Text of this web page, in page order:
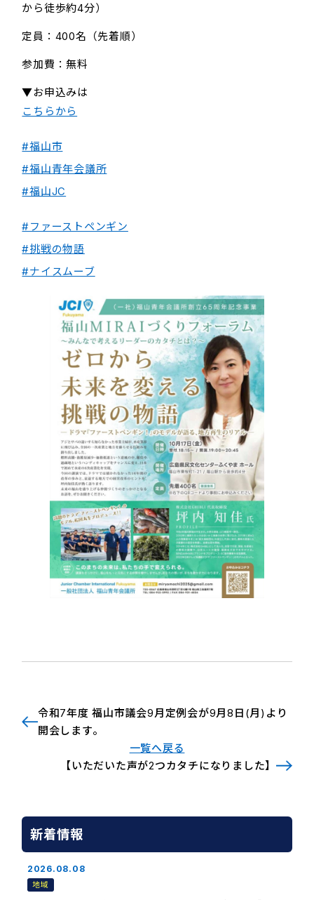
から徒歩約4分）
定員：400名（先着順）
参加費：無料
▼お申込みは
こちらから
#福山市
#福山青年会議所
#福山JC
#ファーストペンギン
#挑戦の物語
#ナイスムーブ
令和7年度 福山市議会9月定例会が9月8日(月)より
開会します。
一覧へ戻る
【いただいた声が2つカタチになりました】
新着情報
2026.08.08
地域